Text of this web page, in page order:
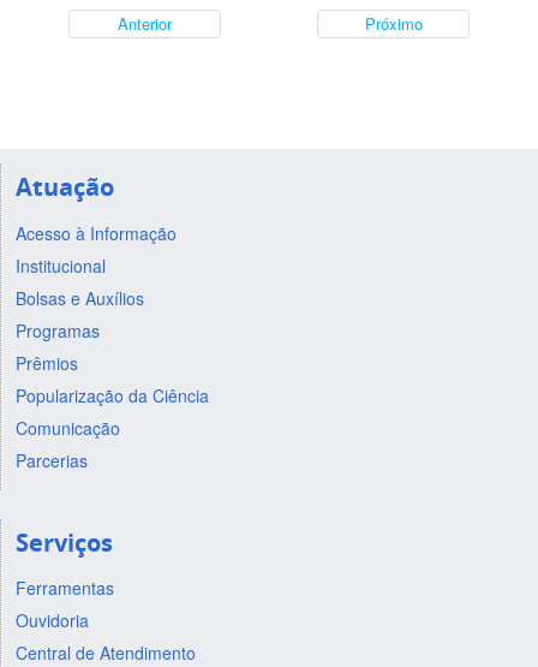
Anterior Próximo
Atuação
Acesso à Informação
Institucional
Bolsas e Auxílios
Programas
Prêmios
Popularização da Ciência
Comunicação
Parcerias
Serviços
Ferramentas
Ouvidoria
Central de Atendimento